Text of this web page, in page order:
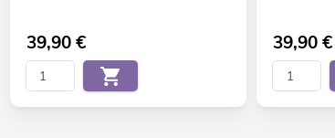
39,90€ 39,90€